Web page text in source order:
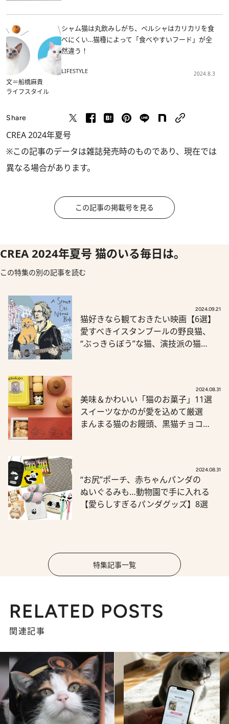
シャム猫は丸飲みしがち、ペルシャはカリカリを食
べにくい…猫種によって「食べやすいフード」が全
然違う！
LIFESTYLE 2024.8.3
文＝船橋麻貴
ライフスタイル
Share
CREA 2024年夏号
※この記事のデータは雑誌発売時のものであり、現在では
異なる場合があります。
この記事の掲載号を見る
CREA 2024年夏号 猫のいる毎日は。
この特集の別の記事を読む
2024.09.21
猫好きなら観ておきたい映画【6選】
愛すべきイスタンブールの野良猫、
“ぶっきらぼう”な猫、演技派の猫…
2024.08.31
美味＆かわいい「猫のお菓子」11選
スイーツなかのが愛を込めて厳選
まんまる猫のお饅頭、黒猫チョコ…
2024.08.31
“お尻”ポーチ、赤ちゃんパンダの
ぬいぐるみも…動物園で手に入れる
【愛らしすぎるパンダグッズ】8選
特集記事一覧
RELATED POSTS
関連記事